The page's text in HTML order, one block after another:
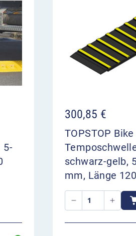
5-
300,85 €
TOPSTOP
schwarz-gelb,
mm, Länge